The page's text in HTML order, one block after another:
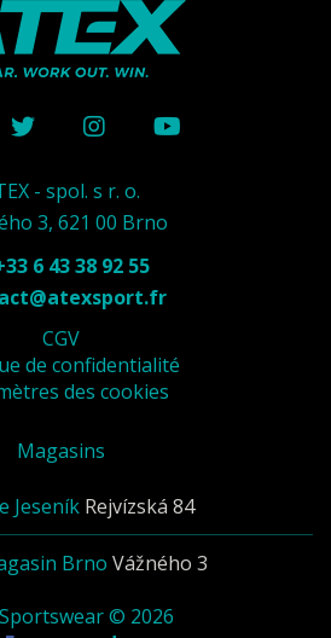
- spol. s r. o.
3, 621 00 Brno
6 43 38 92 55
CGV
de confidentialité
des cookies
Magasins
Jeseník Rejvízská 84
Brno Vážného 3
© 2026